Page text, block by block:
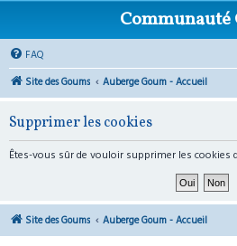
Communauté
FAQ
Site des Goums
Auberge Goum - Accueil
Supprimer les cookies
Êtes-vous sûr de vouloir supprimer les cookies
Site des Goums Auberge Goum - Accueil